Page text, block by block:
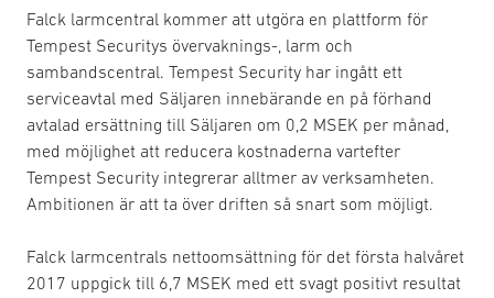
Falck larmcentral kommer att utgöra en plattform för
Tempest Securitys övervaknings-, larm och
sambandscentral. Tempest Security har ingått ett
serviceavtal med Säljaren innebärande en på förhand
avtalad ersättning till Säljaren om 0,2 MSEK per månad,
med möjlighet att reducera kostnaderna vartefter
Tempest Security integrerar alltmer av verksamheten.
Ambitionen är att ta över driften så snart som möjligt.
Falck larmcentrals nettoomsättning för det första halvåret
2017 uppgick till 6,7 MSEK med ett svagt positivt resultat